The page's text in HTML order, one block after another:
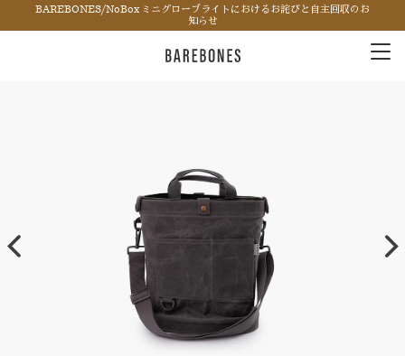
BAREBONES/NoBox ミニグローブライトにおけるお詫びと自主回収のお
知らせ